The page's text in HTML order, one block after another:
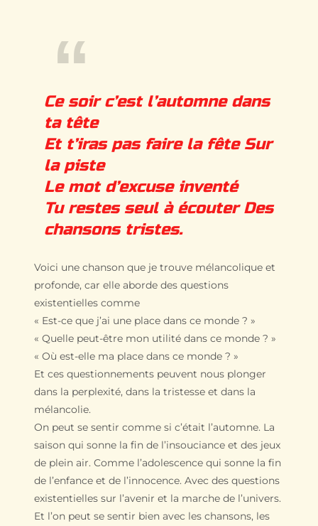
Ce soir c’est l’automne dans
ta tête
Et t’iras pas faire la fête Sur
la piste
Le mot d’excuse inventé
Tu restes seul à écouter Des
chansons tristes.
Voici une chanson que je trouve mélancolique et
profonde, car elle aborde des questions
existentielles comme
« Est-ce que j’ai une place dans ce monde ? »
« Quelle peut-être mon utilité dans ce monde ? »
« Où est-elle ma place dans ce monde ? »
Et ces questionnements peuvent nous plonger
dans la perplexité, dans la tristesse et dans la
mélancolie.
On peut se sentir comme si c’était l’automne. La
saison qui sonne la fin de l’insouciance et des jeux
de plein air. Comme l’adolescence qui sonne la fin
de l’enfance et de l’innocence. Avec des questions
existentielles sur l’avenir et la marche de l’univers.
Et l’on peut se sentir bien avec les chansons, les